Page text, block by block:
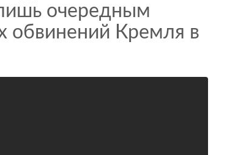
очередным
обвинений Кремля в